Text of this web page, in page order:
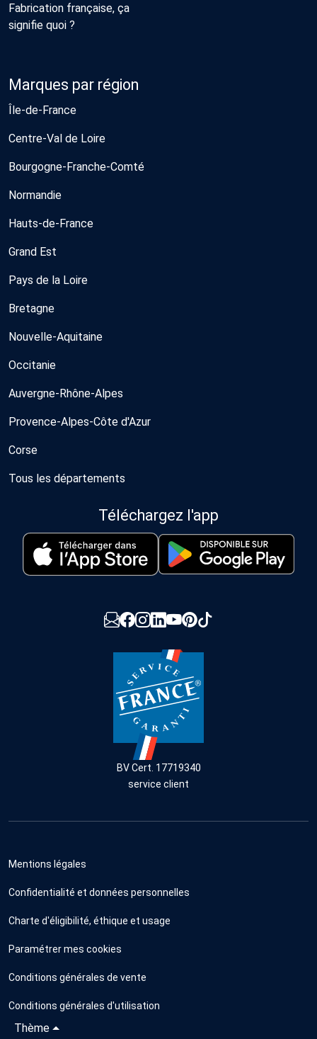
Fabrication française, ça
signifie quoi ?
Marques par région
Île-de-France
Centre-Val de Loire
Bourgogne-Franche-Comté
Normandie
Hauts-de-France
Grand Est
Pays de la Loire
Bretagne
Nouvelle-Aquitaine
Occitanie
Auvergne-Rhône-Alpes
Provence-Alpes-Côte d'Azur
Corse
Tous les départements
Téléchargez l'app
BV Cert. 17719340
service client
Mentions légales
Confidentialité et données personnelles
Charte d'éligibilité, éthique et usage
Paramétrer mes cookies
Conditions générales de vente
Conditions générales d'utilisation
Thème